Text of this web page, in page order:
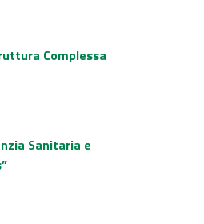
Complessa
Sanitaria e